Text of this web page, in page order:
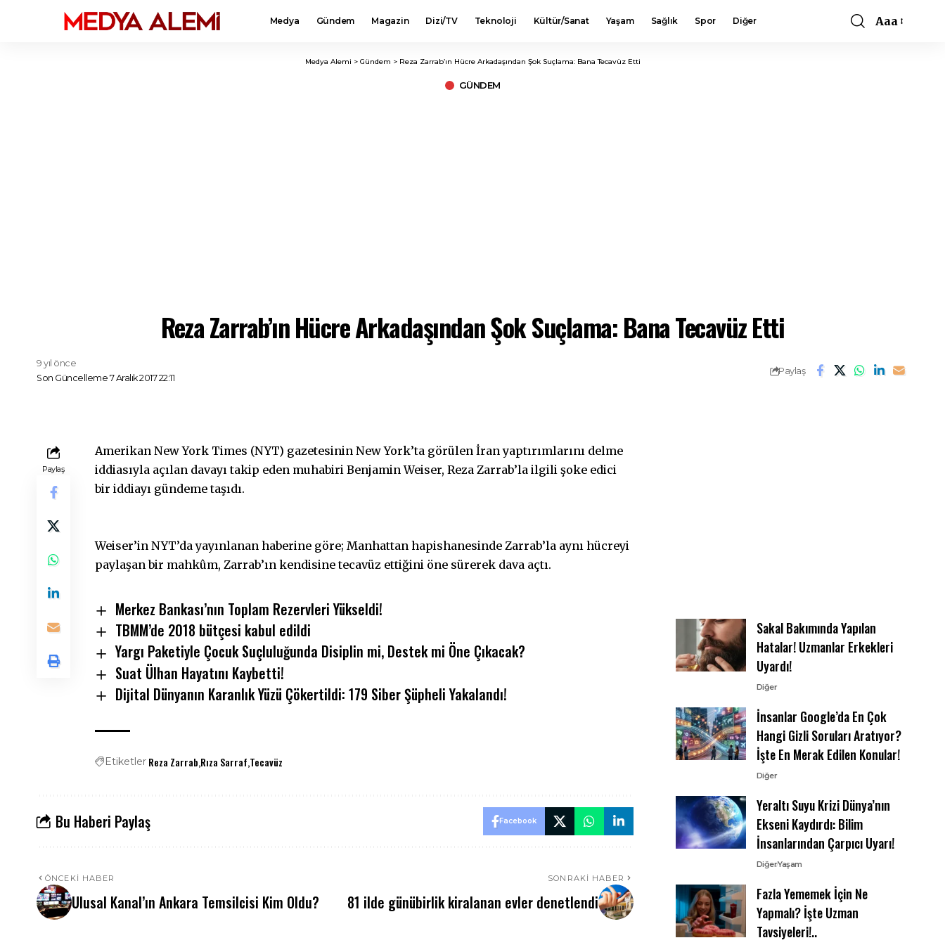
Medya Gündem Magazin Dizi/TV Teknoloji Kültür/Sanat Yaşam Sağlık Spor Diğer
Font
Aaa
Medya Alemi > Gündem > Reza Zarrab’ın Hücre Arkadaşından Şok Suçlama: Bana Tecavüz Etti
GÜNDEM
Reza Zarrab’ın Hücre Arkadaşından Şok Suçlama: Bana Tecavüz Etti
Son Güncelleme 7 Aralık 2017 22:11
9 yıl önce
Paylaş
Paylaş
Amerikan New York Times (NYT) gazetesinin New York’ta görülen İran yaptırımlarını delme
iddiasıyla açılan davayı takip eden muhabiri Benjamin Weiser, Reza Zarrab’la ilgili şoke edici
bir iddiayı gündeme taşıdı.
Weiser’in NYT’da yayınlanan haberine göre; Manhattan hapishanesinde Zarrab’la aynı hücreyi
paylaşan bir mahkûm, Zarrab’ın kendisine tecavüz ettiğini öne sürerek dava açtı.
Merkez Bankası’nın Toplam Rezervleri Yükseldi!
TBMM’de 2018 bütçesi kabul edildi
Yargı Paketiyle Çocuk Suçluluğunda Disiplin mi, Destek mi Öne Çıkacak?
Suat Ülhan Hayatını Kaybetti!
Dijital Dünyanın Karanlık Yüzü Çökertildi: 179 Siber Şüpheli Yakalandı!
Etiketler Reza Zarrab Rıza Sarraf Tecavüz
Bu Haberi Paylaş Facebook
ÖNCEKI HABER
Ulusal Kanal’ın Ankara Temsilcisi Kim Oldu?
SONRAKI HABER
81 ilde günübirlik kiralanan evler denetlendi
Sakal Bakımında Yapılan
Hatalar! Uzmanlar Erkekleri
Uyardı!
Diğer
İnsanlar Google’da En Çok
Hangi Gizli Soruları Aratıyor?
İşte En Merak Edilen Konular!
Diğer
Yeraltı Suyu Krizi Dünya’nın
Ekseni Kaydırdı: Bilim
İnsanlarından Çarpıcı Uyarı!
DiğerYaşam
Fazla Yememek İçin Ne
Yapmalı? İşte Uzman
Tavsiyeleri!..